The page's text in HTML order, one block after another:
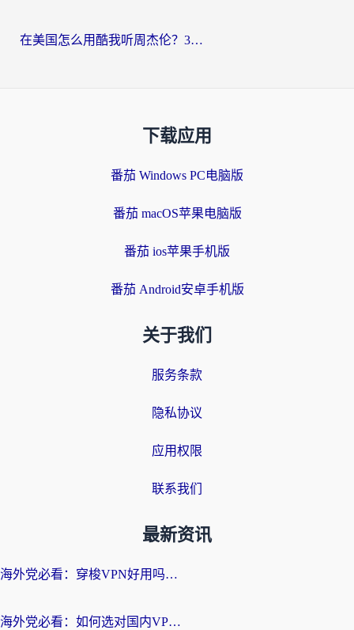
在美国怎么用酷我听周杰伦？3步搞定海外听歌难题
下载应用
番茄 Windows PC电脑版
番茄 macOS苹果电脑版
番茄 ios苹果手机版
番茄 Android安卓手机版
关于我们
服务条款
隐私协议
应用权限
联系我们
最新资讯
海外党必看：穿梭VPN好用吗？和云帆VPN对比哪个回国效果更好？附真实测评+避坑指南
海外党必看：如何选对国内VPN，实现无缝访问国内资源？